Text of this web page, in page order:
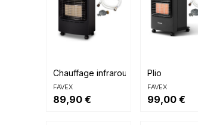
Chauffage infrarouge 4200
FAVEX
89,90 €
Plio
FAVEX
99,00 €